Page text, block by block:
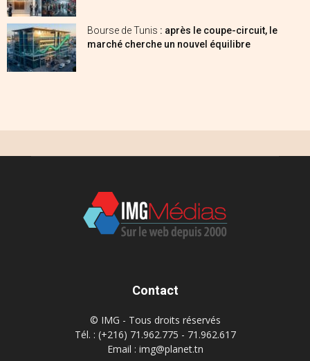
Bourse de Tunis : après le coupe-circuit, le
marché cherche un nouvel équilibre
Contact
© IMG - Tous droits réservés
Tél. : (+216) 71.962.775 - 71.962.617
Email : img@planet.tn